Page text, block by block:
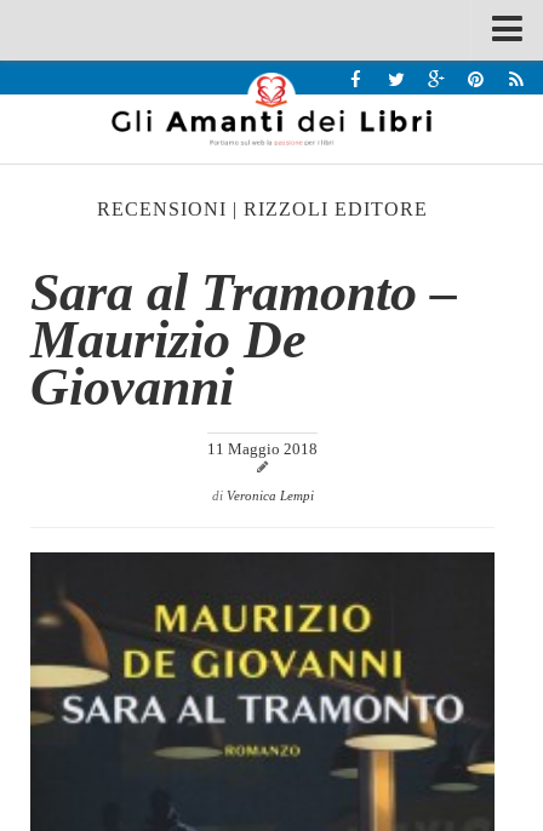
Recensioni
Interviste & Incontri
Chi siamo
Contatti
Eventi
Rassegna Stampa
Archivio
Autori
RECENSIONI | RIZZOLI EDITORE
Sara al Tramonto –
Maurizio De
Giovanni
11 Maggio 2018
di Veronica Lempi